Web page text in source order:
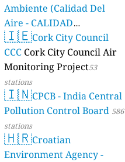
Ambiente (Calidad Del
Aire - CALIDAD
AMBIENTAL) 23 stations
🇮🇪Cork City Council
CCC Cork City Council Air
Monitoring Project53
stations
🇮🇳CPCB - India Central
Pollution Control Board 586
stations
🇭🇷Croatian
Environment Agency -